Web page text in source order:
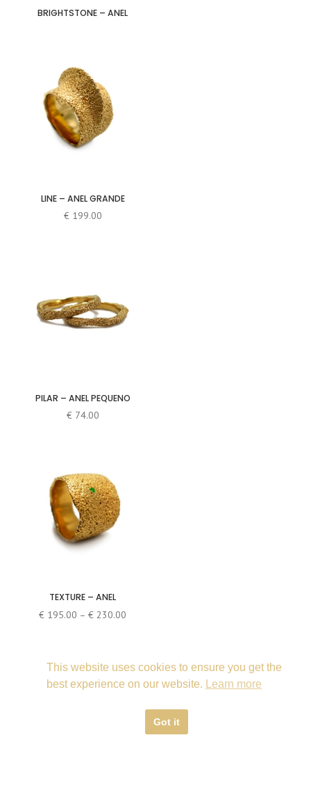
BRIGHTSTONE – ANEL
LINE – ANEL GRANDE
€199.00
PILAR – ANEL PEQUENO
€74.00
TEXTURE – ANEL
€ 195.00 – € 230.00
€ 230.00
This website uses cookies to ensure you get the
best experience on our website. Learn more
Got it